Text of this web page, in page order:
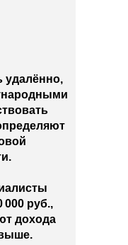
удалённо,
000 руб.,
дохода